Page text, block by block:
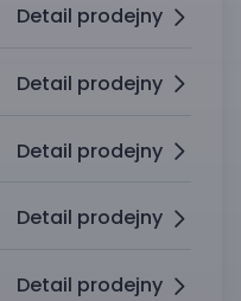
Detail prodejny
Detail prodejny
Detail prodejny
Detail prodejny
Detail prodejny